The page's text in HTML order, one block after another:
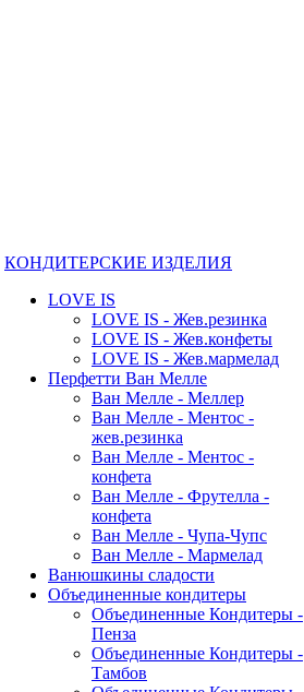
КОНДИТЕРСКИЕ ИЗДЕЛИЯ
LOVE IS
LOVE IS - Жев.резинка
LOVE IS - Жев.конфеты
LOVE IS - Жев.мармелад
Перфетти Ван Мелле
Ван Мелле - Меллер
Ван Мелле - Ментос -
жев.резинка
Ван Мелле - Ментос -
конфета
Ван Мелле - Фрутелла -
конфета
Ван Мелле - Чупа-Чупс
Ван Мелле - Мармелад
Ванюшкины сладости
Объединенные кондитеры
Объединенные Кондитеры -
Пенза
Объединенные Кондитеры -
Тамбов